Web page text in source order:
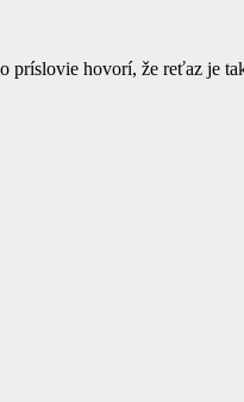
príslovie hovorí, že reťaz je